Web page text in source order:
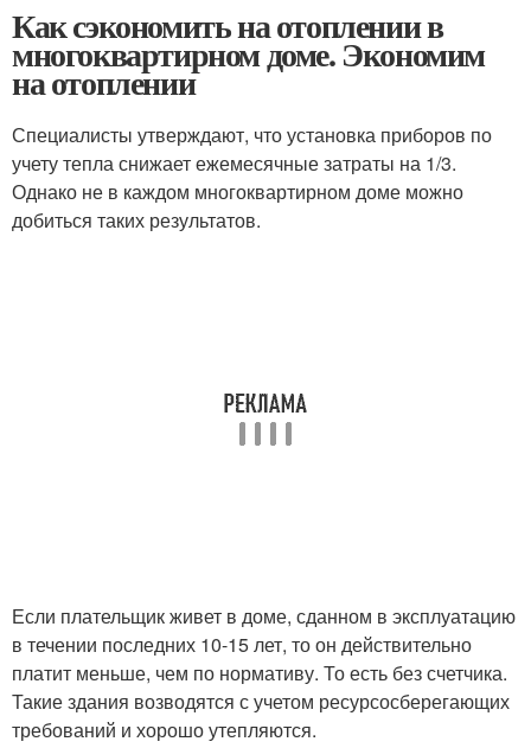
Как сэкономить на отоплении в
многоквартирном доме. Экономим
на отоплении
Специалисты утверждают, что установка приборов по
учету тепла снижает ежемесячные затраты на 1/3.
Однако не в каждом многоквартирном доме можно
добиться таких результатов.
Если плательщик живет в доме, сданном в эксплуатацию
в течении последних 10-15 лет, то он действительно
платит меньше, чем по нормативу. То есть без счетчика.
Такие здания возводятся с учетом ресурсосберегающих
требований и хорошо утепляются.